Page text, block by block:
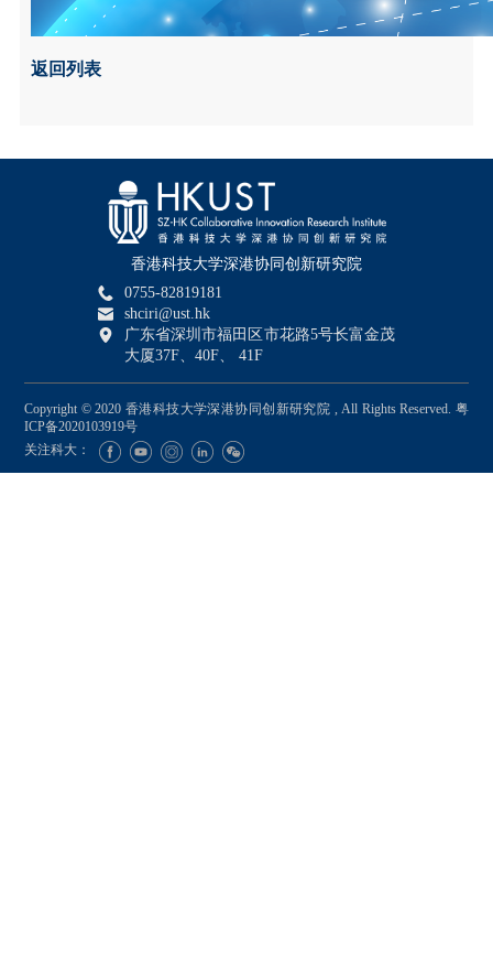
返回列表
香港科技大学深港协同创新研究院
0755-82819181
shciri@ust.hk
广东省深圳市福田区市花路5号长富金茂
大厦37F、40F、 41F
Copyright © 2020 香港科技大学深港协同创新研究院 , All Rights Reserved. 粤
ICP备2020103919号
关注科大：